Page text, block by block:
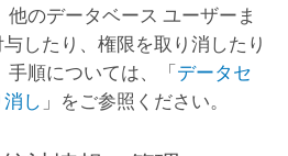
他のデータベース ユーザーま
したり、権限を取り消したり
順については、「 データセ
し 」をご参照ください。